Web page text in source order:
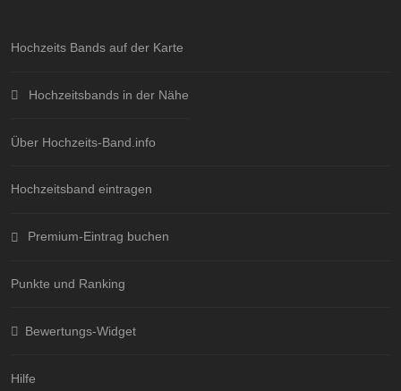
Hochzeits Bands auf der Karte
Hochzeitsbands in der Nähe
Über Hochzeits-Band.info
Hochzeitsband eintragen
Premium-Eintrag buchen
Punkte und Ranking
Bewertungs-Widget
Hilfe